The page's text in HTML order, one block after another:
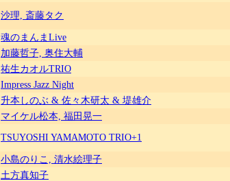
沙理, 斎藤タク
魂のまんまLive
加藤哲子, 奥住大輔
祐生カオルTRIO
Impress Jazz Night
升本しのぶ & 佐々木研太 & 堤雄介
マイケル松本, 福田晃一
TSUYOSHI YAMAMOTO TRIO+1
小島のりこ, 清水絵理子
土方真知子